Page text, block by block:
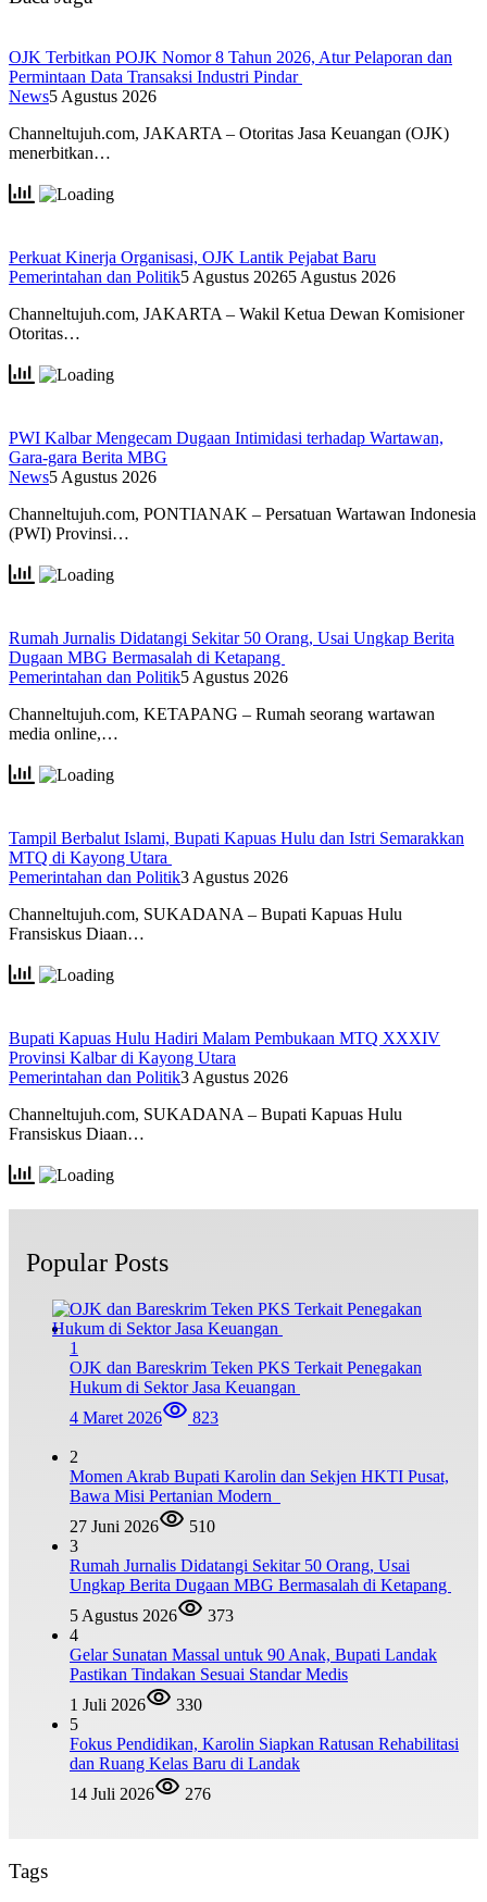
OJK Terbitkan POJK Nomor 8 Tahun 2026, Atur Pelaporan dan
Permintaan Data Transaksi Industri Pindar
News5 Agustus 2026
Channeltujuh.com, JAKARTA – Otoritas Jasa Keuangan (OJK)
menerbitkan…
Perkuat Kinerja Organisasi, OJK Lantik Pejabat Baru
Pemerintahan dan Politik5 Agustus 20265 Agustus 2026
Channeltujuh.com, JAKARTA – Wakil Ketua Dewan Komisioner
Otoritas…
PWI Kalbar Mengecam Dugaan Intimidasi terhadap Wartawan,
Gara-gara Berita MBG
News5 Agustus 2026
Channeltujuh.com, PONTIANAK – Persatuan Wartawan Indonesia
(PWI) Provinsi…
Rumah Jurnalis Didatangi Sekitar 50 Orang, Usai Ungkap Berita
Dugaan MBG Bermasalah di Ketapang
Pemerintahan dan Politik5 Agustus 2026
Channeltujuh.com, KETAPANG – Rumah seorang wartawan
media online,…
Tampil Berbalut Islami, Bupati Kapuas Hulu dan Istri Semarakkan
MTQ di Kayong Utara
Pemerintahan dan Politik3 Agustus 2026
Channeltujuh.com, SUKADANA – Bupati Kapuas Hulu
Fransiskus Diaan…
Bupati Kapuas Hulu Hadiri Malam Pembukaan MTQ XXXIV
Provinsi Kalbar di Kayong Utara
Pemerintahan dan Politik3 Agustus 2026
Channeltujuh.com, SUKADANA – Bupati Kapuas Hulu
Fransiskus Diaan…
Popular Posts
1
OJK dan Bareskrim Teken PKS Terkait Penegakan
Hukum di Sektor Jasa Keuangan
4 Maret 2026
823
2
Momen Akrab Bupati Karolin dan Sekjen HKTI Pusat,
Bawa Misi Pertanian Modern
27 Juni 2026
510
3
Rumah Jurnalis Didatangi Sekitar 50 Orang, Usai
Ungkap Berita Dugaan MBG Bermasalah di Ketapang
5 Agustus 2026
373
4
Gelar Sunatan Massal untuk 90 Anak, Bupati Landak
Pastikan Tindakan Sesuai Standar Medis
1 Juli 2026
330
5
Fokus Pendidikan, Karolin Siapkan Ratusan Rehabilitasi
dan Ruang Kelas Baru di Landak
14 Juli 2026
276
Tags